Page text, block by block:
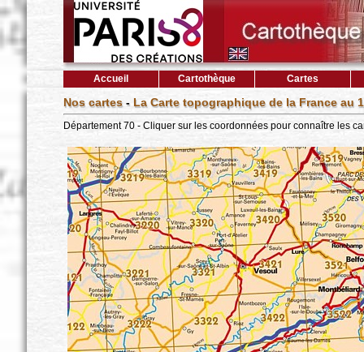
Accueil Cartothèque Cartes
Nos cartes- La Carte topographique de la France au
Département 70 - Cliquer sur les coordonnées pour connaître les